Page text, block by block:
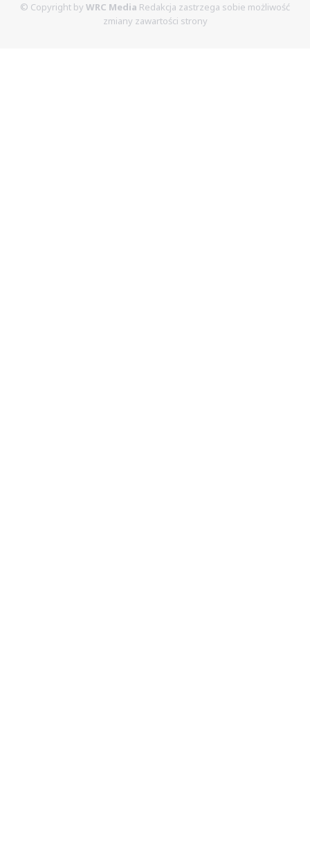
© Copyright by WRC Media Redakcja zastrzega sobie możliwość
zmiany zawartości strony